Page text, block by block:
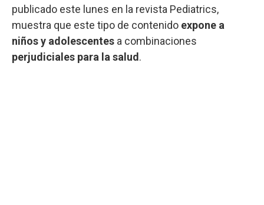
publicado este lunes en la revista Pediatrics,
muestra que este tipo de contenido expone a
niños y adolescentes a combinaciones
perjudiciales para la salud .